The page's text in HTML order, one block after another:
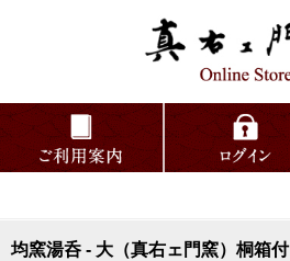
均窯湯呑 - 大（真右ェ門窯）桐箱付